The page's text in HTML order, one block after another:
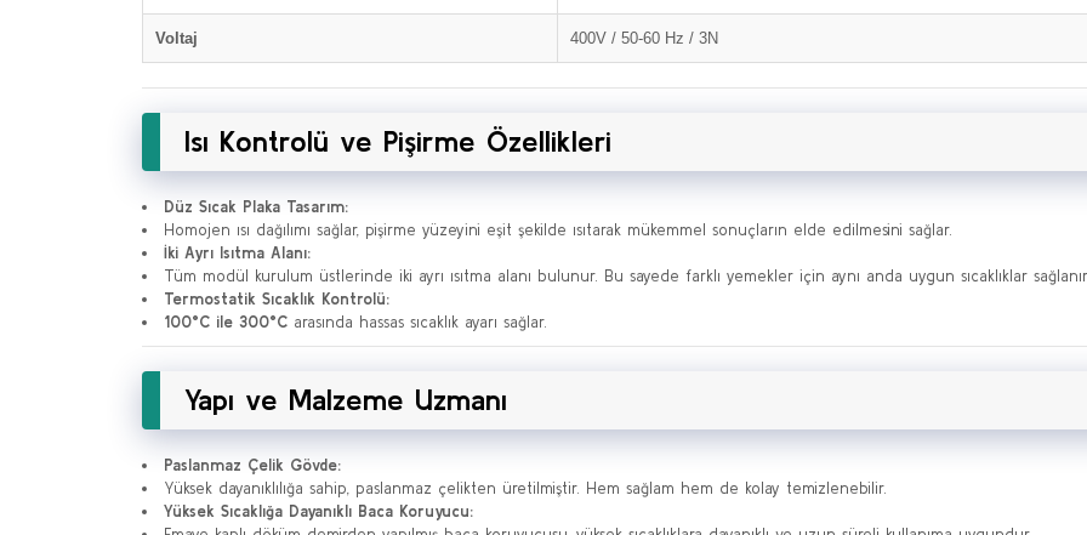
Voltaj 400V / 50-60 Hz / 3N
Isı Kontrolü ve Pişirme Özellikleri
Düz Sıcak Plaka Tasarım:
Homojen ısı dağılımı sağlar, pişirme yüzeyini eşit şekilde ısıtarak mükemmel sonuçların elde edilmesini sağlar.
İki Ayrı Isıtma Alanı:
Tüm modül kurulum üstlerinde iki ayrı ısıtma alanı bulunur. Bu sayede farklı yemekler için aynı anda uygun sıcaklıklar
Termostatik Sıcaklık Kontrolü:
100°C ile 300°C arasında hassas sıcaklık ayarı sağlar.
Yapı ve Malzeme Uzmanı
Paslanmaz Çelik Gövde:
Yüksek dayanıklılığa sahip, paslanmaz çelikten üretilmiştir. Hem sağlam hem de kolay temizlenebilir.
Yüksek Sıcaklığa Dayanıklı Baca Koruyucu: